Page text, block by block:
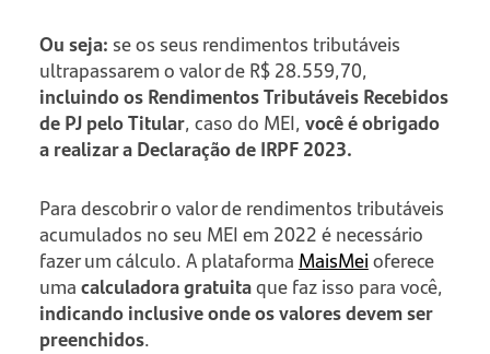
Ou seja: se os seus rendimentos tributáveis
ultrapassarem o valor de R$ 28.559,70,
incluindo os Rendimentos Tributáveis Recebidos
de PJ pelo Titular, caso do MEI, você é obrigado
a realizar a Declaração de IRPF 2023.
Para descobrir o valor de rendimentos tributáveis
acumulados no seu MEI em 2022 é necessário
fazer um cálculo. A plataforma MaisMeioferece
umacalculadora gratuitaque faz isso para você,
indicando inclusive onde os valores devem ser
preenchidos.